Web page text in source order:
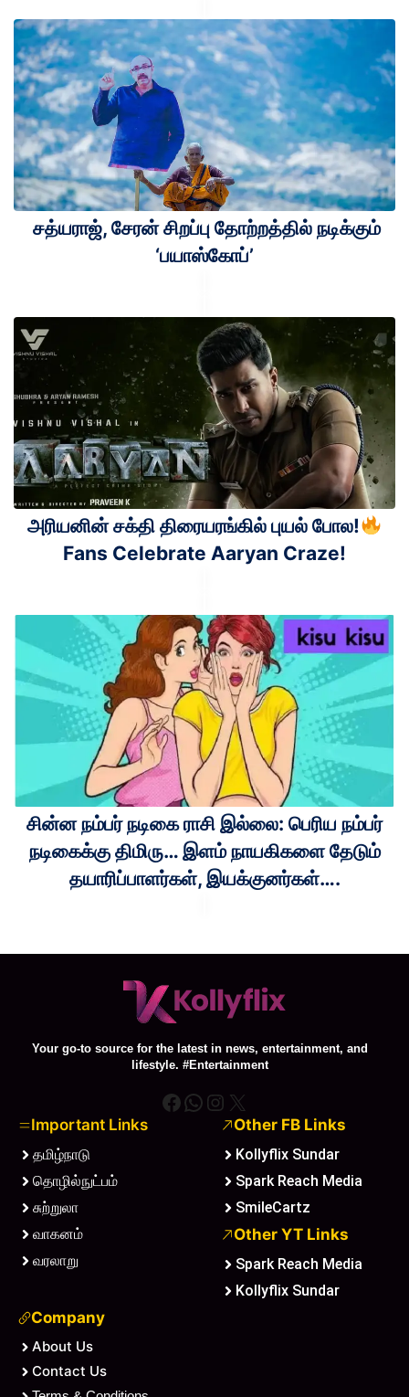
சத்யராஜ், சேரன் சிறப்பு தோற்றத்தில் நடிக்கும்
‘பயாஸ்கோப்’
அரியனின் சக்தி திரையரங்கில் புயல் போல!
Fans Celebrate Aaryan Craze!
சின்ன நம்பர் நடிகை ராசி இல்லை: பெரிய நம்பர்
நடிகைக்கு திமிரு… இளம் நாயகிகளை தேடும்
தயாரிப்பாளர்கள், இயக்குனர்கள்….
Your go-to source for the latest in news, entertainment, and
lifestyle. #Entertainment
Facebook
WhatsApp
Instagram
X
Important Links
தமிழ்நாடு
தொழில்நுட்பம்
சுற்றுலா
வாகனம்
வரலாறு
Other FB Links
Kollyflix Sundar
Spark Reach Media
SmileCartz
Other YT Links
Spark Reach Media
Kollyflix Sundar
Company
About Us
Contact Us